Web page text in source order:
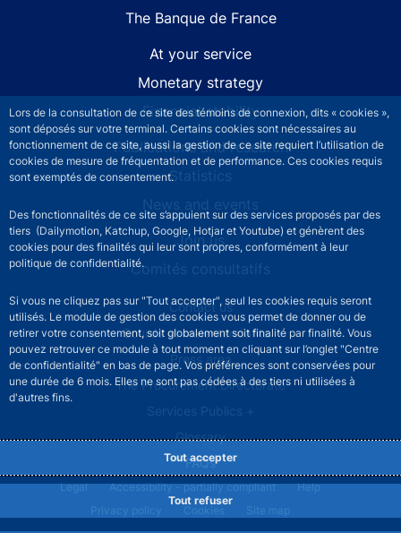
Lors de la consultation de ce site des témoins de connexion, dits « cookies »,
sont déposés sur votre terminal. Certains cookies sont nécessaires au
fonctionnement de ce site, aussi la gestion de ce site requiert l’utilisation de
cookies de mesure de fréquentation et de performance. Ces cookies requis
sont exemptés de consentement.
Des fonctionnalités de ce site s’appuient sur des services proposés par des
tiers (Dailymotion, Katchup, Google, Hotjar et Youtube) et génèrent des
cookies pour des finalités qui leur sont propres, conformément à leur
politique de confidentialité.
Si vous ne cliquez pas sur "Tout accepter", seul les cookies requis seront
utilisés. Le module de gestion des cookies vous permet de donner ou de
retirer votre consentement, soit globalement soit finalité par finalité. Vous
pouvez retrouver ce module à tout moment en cliquant sur l’onglet "Centre
de confidentialité" en bas de page. Vos préférences sont conservées pour
une durée de 6 mois. Elles ne sont pas cédées à des tiers ni utilisées à
d'autres fins.
Tout accepter
Tout refuser
The Banque de France
At your service
Monetary strategy
Financial stability
Publications and research
Statistics
News and events
Join us
Comités consultatifs
Footer secondary menuContact us
Sourds et malentendants
Press area
The Procurement Directorate
Services Publics +
Glossary
FAQs
Footer legal notice menu
Legal Accessibility - partially compliant
Help
Privacy policy
Cookies Site map